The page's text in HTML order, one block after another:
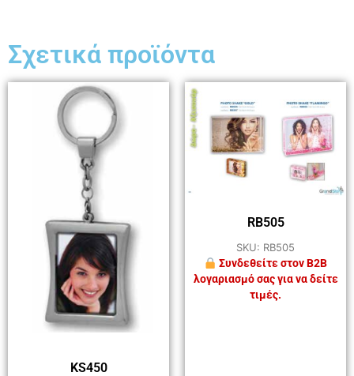
Σχετικά προϊόντα
KS450
RB505
SKU: RB505
Συνδεθείτε στον B2B
λογαριασμό σας για να δείτε
τιμές.